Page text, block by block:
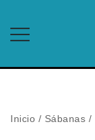
contenido
Inicio / Sábanas /